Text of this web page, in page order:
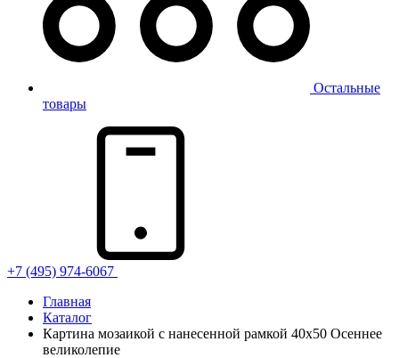
Остальные
товары
+7 (495) 974-6067
Главная
Каталог
Картина мозаикой с нанесенной рамкой 40х50 Осеннее
великолепие